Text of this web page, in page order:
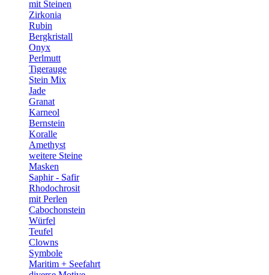
mit Steinen
Zirkonia
Rubin
Bergkristall
Onyx
Perlmutt
Tigerauge
Stein Mix
Jade
Granat
Karneol
Bernstein
Koralle
Amethyst
weitere Steine
Masken
Saphir - Safir
Rhodochrosit
mit Perlen
Cabochonstein
Würfel
Teufel
Clowns
Symbole
Maritim + Seefahrt